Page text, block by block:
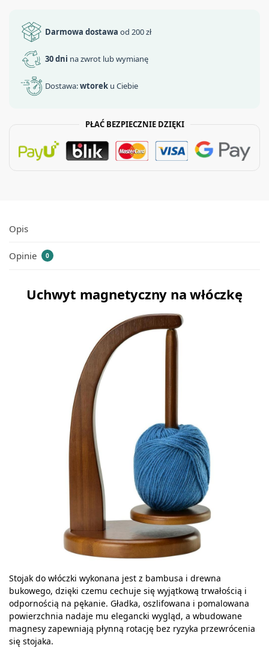
Darmowa dostawa od 200 zł
30 dni na zwrot lub wymianę
Dostawa:wtorek u Ciebie
PŁAĆ BEZPIECZNIE DZIĘKI
Opis
Opinie 0
Uchwyt magnetyczny na włóczkę
Stojak do włóczki wykonana jest z bambusa i drewna
bukowego, dzięki czemu cechuje się wyjątkową trwałością i
odpornością na pękanie. Gładka, oszlifowana i pomalowana
powierzchnia nadaje mu elegancki wygląd, a wbudowane
magnesy zapewniają płynną rotację bez ryzyka przewrócenia
się stojaka.